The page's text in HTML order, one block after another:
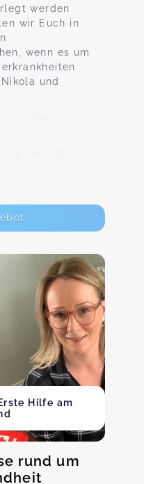
werden
wir Euch in
wenn es um
und
22589
hat noch
Hilfe am
rund um